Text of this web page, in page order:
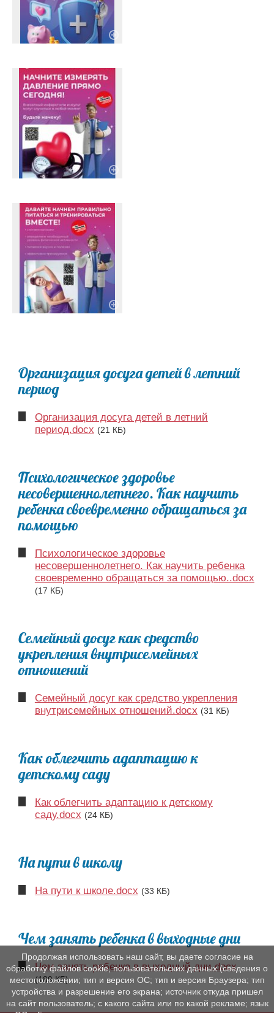
Организация досуга детей в летний
период
Организация досуга детей в летний
период.docx (21 КБ)
Психологическое здоровье
несовершеннолетнего. Как научить
ребенка своевременно обращаться за
помощью
Психологическое здоровье
несовершеннолетнего. Как научить ребенка
своевременно обращаться за помощью..docx
(17 КБ)
Семейный досуг как средство
укрепления внутрисемейных
отношений
Семейный досуг как средство укрепления
внутрисемейных отношений.docx (31 КБ)
Как облегчить адаптацию к
детскому саду
Как облегчить адаптацию к детскому
саду.docx (24 КБ)
На пути в школу
На пути к школе.docx (33 КБ)
Чем занять ребенка в выходные дни
Чем занять ребенка в выходный дни.docx
(189 КБ)
Продолжая использовать наш сайт, вы даете согласие на
обработку файлов cookie, пользовательских данных (сведения о
местоположении; тип и версия ОС; тип и версия Браузера; тип
устройства и разрешение его экрана; источник откуда пришел
на сайт пользователь; с какого сайта или по какой рекламе; язык